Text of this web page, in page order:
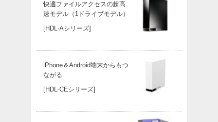
快適ファイルアクセスの超高
速モデル（1ドライブモデル）
[HDL-Aシリーズ]
iPhone＆Android端末からもつ
ながる
[HDL-CEシリーズ]